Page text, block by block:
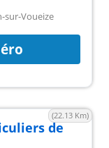
sur-Voueize
(22.13 Km)
de